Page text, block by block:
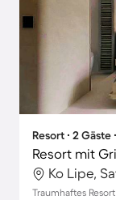
Resort ∙ 2 Gäste
Ko Lipe,
Traumhaftes